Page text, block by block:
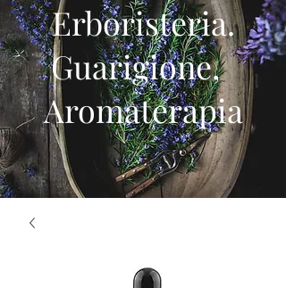
Erboristeria.
Guarigione,
Aromaterapia